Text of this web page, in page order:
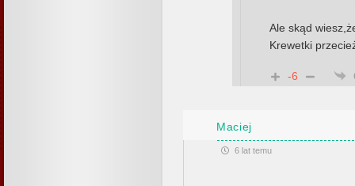
Ale skąd
Krewetki
-6
Maciej
6 lat temu